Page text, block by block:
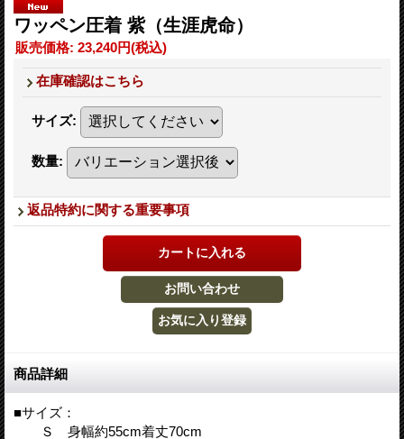
ワッペン圧着 紫（生涯虎命）
販売価格: 23,240円(税込)
在庫確認はこちら
サイズ:
数量:
返品特約に関する重要事項
商品詳細
■サイズ：
Ｓ 身幅約55cm着丈70cm